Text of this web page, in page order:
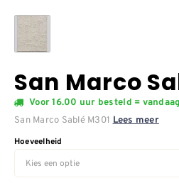
San Marco
Voor 16.00 uur besteld =
San Marco Sablé M301 Lees meer
Hoeveelheid